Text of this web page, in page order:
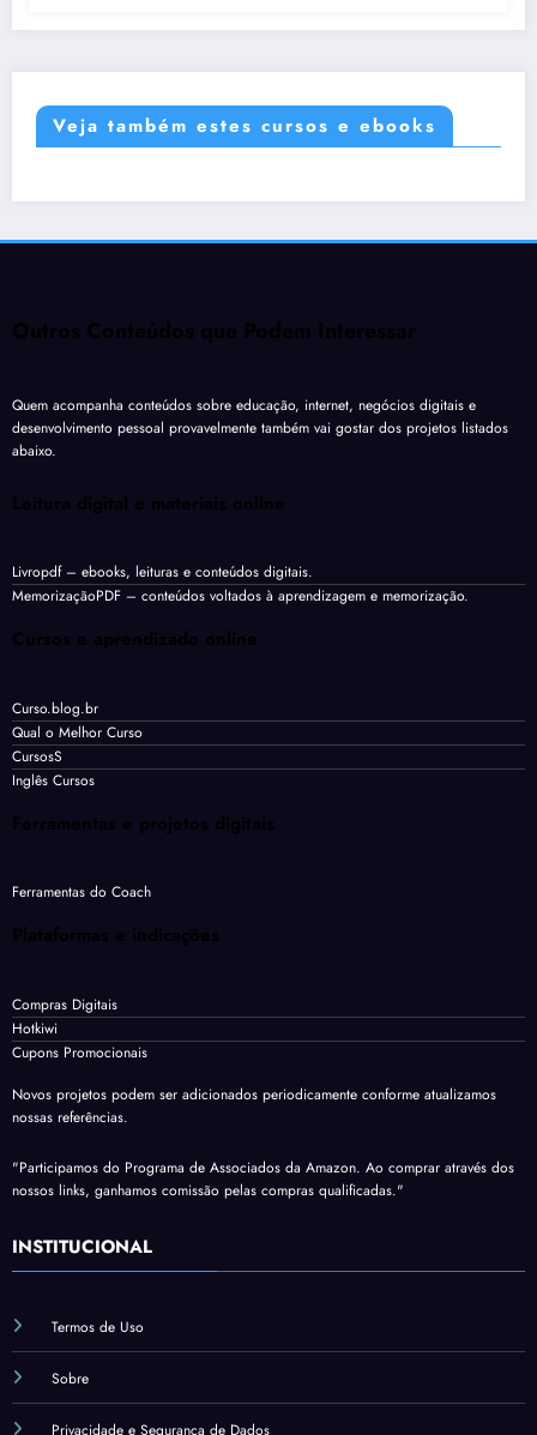
Veja também estes cursos e ebooks
Outros Conteúdos que Podem Interessar
Quem acompanha conteúdos sobre educação, internet, negócios digitais e
desenvolvimento pessoal provavelmente também vai gostar dos projetos listados
abaixo.
Leitura digital e materiais online
Livropdf– ebooks, leituras e conteúdos digitais.
MemorizaçãoPDF – conteúdos voltados à aprendizagem e memorização.
Cursos e aprendizado online
Curso.blog.br
Qual o Melhor Curso
CursosS
Inglês Cursos
Ferramentas e projetos digitais
Ferramentas do Coach
Plataformas e indicações
Compras Digitais
Hotkiwi
Cupons Promocionais
Novos projetos podem ser adicionados periodicamente conforme atualizamos
nossas referências.
"Participamos do Programa de Associados da Amazon. Ao comprar através dos
nossos links, ganhamos comissão pelas compras qualificadas."
INSTITUCIONAL
Termos de Uso
Sobre
Privacidade e Segurança de Dados